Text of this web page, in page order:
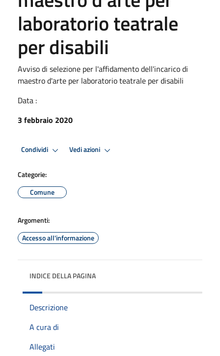
laboratorio teatrale
per disabili
Avviso di selezione per l'affidamento dell'incarico di
maestro d'arte per laboratorio teatrale per disabili
Data :
3 febbraio 2020
Condividi Vedi azioni
Categorie:
Comune
Argomenti:
Accesso all'informazione
INDICE DELLA PAGINA
Descrizione
A cura di
Allegati